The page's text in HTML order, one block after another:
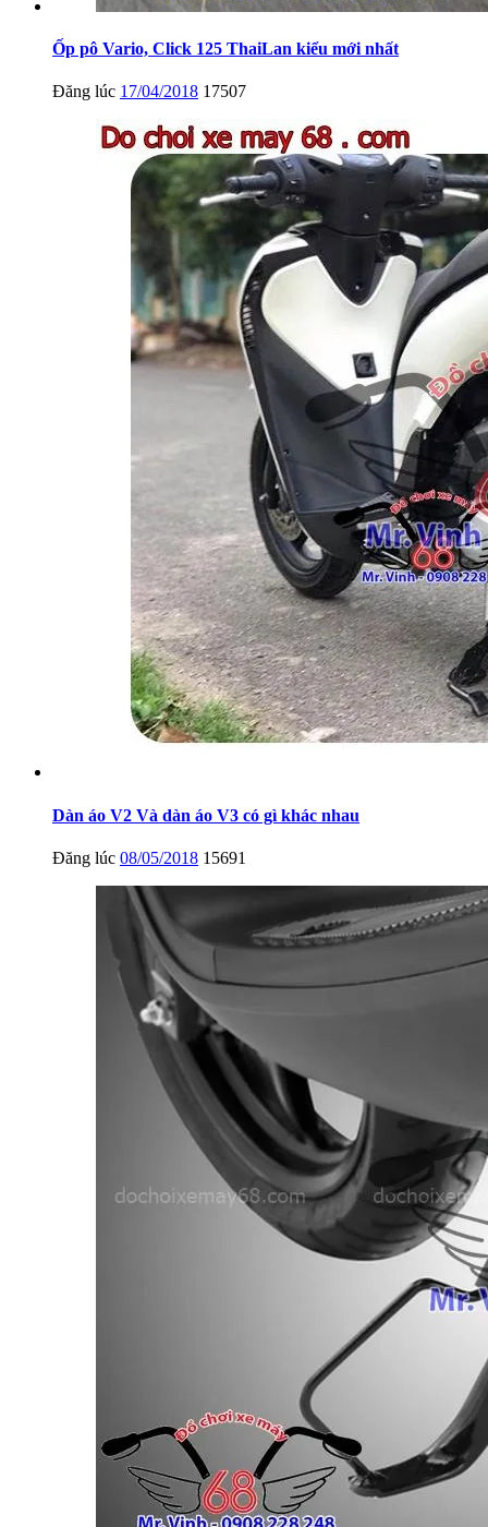
Ốp pô Vario, Click 125 ThaiLan kiểu mới nhất
Đăng lúc 17/04/2018 17507
Dàn áo V2 Và dàn áo V3 có gì khác nhau
Đăng lúc 08/05/2018 15691